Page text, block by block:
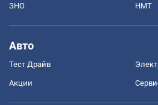
ЗНО НМТ
Авто
Тест Драйв
Акции